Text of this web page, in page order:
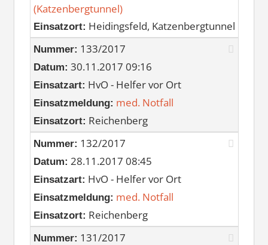
(Katzenbergtunnel)
Einsatzort: Heidingsfeld, Katzenbergtunnel
Nummer: 133/2017
Datum: 30.11.2017 09:16
Einsatzart: HvO - Helfer vor Ort
Einsatzmeldung: med. Notfall
Einsatzort: Reichenberg
Nummer: 132/2017
Datum: 28.11.2017 08:45
Einsatzart: HvO - Helfer vor Ort
Einsatzmeldung: med. Notfall
Einsatzort: Reichenberg
Nummer: 131/2017